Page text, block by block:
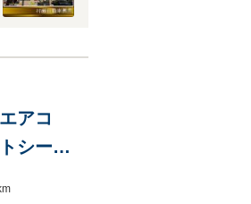
アコ
シー